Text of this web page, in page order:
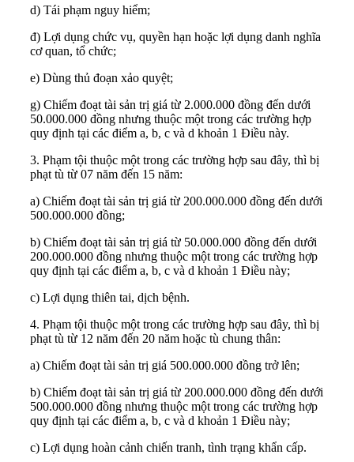
d) Tái phạm nguy hiểm;
đ) Lợi dụng chức vụ, quyền hạn hoặc lợi dụng danh nghĩa
cơ quan, tổ chức;
e) Dùng thủ đoạn xảo quyệt;
g) Chiếm đoạt tài sản trị giá từ 2.000.000 đồng đến dưới
50.000.000 đồng nhưng thuộc một trong các trường hợp
quy định tại các điểm a, b, c và d khoản 1 Điều này.
3. Phạm tội thuộc một trong các trường hợp sau đây, thì bị
phạt tù từ 07 năm đến 15 năm:
a) Chiếm đoạt tài sản trị giá từ 200.000.000 đồng đến dưới
500.000.000 đồng;
b) Chiếm đoạt tài sản trị giá từ 50.000.000 đồng đến dưới
200.000.000 đồng nhưng thuộc một trong các trường hợp
quy định tại các điểm a, b, c và d khoản 1 Điều này;
c) Lợi dụng thiên tai, dịch bệnh.
4. Phạm tội thuộc một trong các trường hợp sau đây, thì bị
phạt tù từ 12 năm đến 20 năm hoặc tù chung thân:
a) Chiếm đoạt tài sản trị giá 500.000.000 đồng trở lên;
b) Chiếm đoạt tài sản trị giá từ 200.000.000 đồng đến dưới
500.000.000 đồng nhưng thuộc một trong các trường hợp
quy định tại các điểm a, b, c và d khoản 1 Điều này;
c) Lợi dụng hoàn cảnh chiến tranh, tình trạng khẩn cấp.